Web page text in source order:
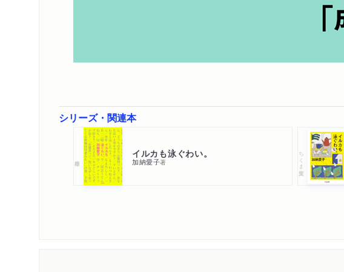
シリーズ・関連本
イルカも泳ぐわい。
加納愛子著 ちくま文庫